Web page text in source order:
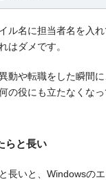
ル名に担当者名を入
はダメです。
動や転職をした瞬間
の役にも立たなくなっ
らと長い
長いと、Windowsのエ